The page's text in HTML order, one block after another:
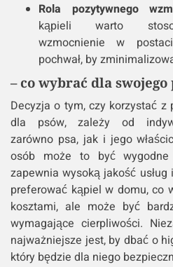
Rola pozytywnego
kąpieli warto
wzmocnienie w
pochwał, by
– co wybrać dla swojego
Decyzja o tym, czy korzystać z
dla psów, zależy od
zarówno psa, jak i jego
osób może to być wygodne
zapewnia wysoką jakość
preferować kąpiel w domu, co
kosztami, ale może być
wymagające cierpliwości.
najważniejsze jest, by dbać o
który będzie dla niego